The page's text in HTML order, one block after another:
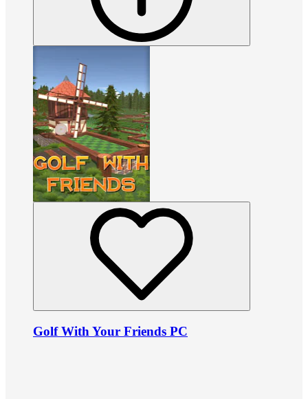
Golf With Your Friends PC